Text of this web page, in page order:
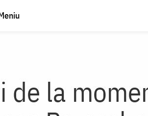
de la